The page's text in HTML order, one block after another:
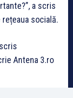
a scris
rețeaua socială.
Antena 3.ro